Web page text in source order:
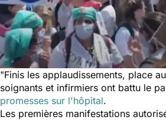
"Finis les applaudissements, place
soignants et infirmiers ont battu le
promesses sur l'hôpital.
Les premières manifestations